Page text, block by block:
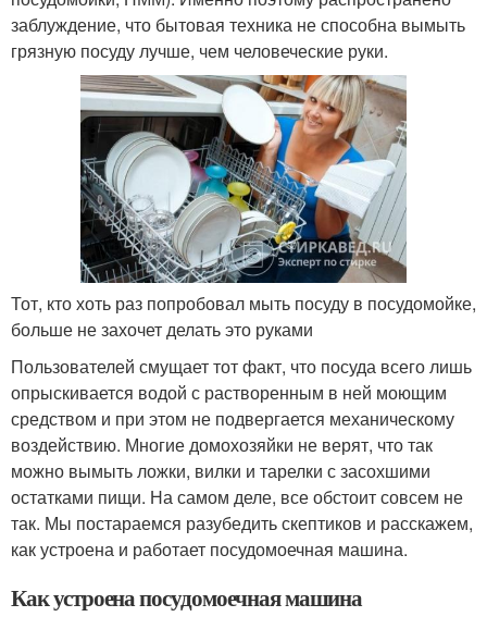
заблуждение, что бытовая техника не способна вымыть
грязную посуду лучше, чем человеческие руки.
Тот, кто хоть раз попробовал мыть посуду в посудомойке,
больше не захочет делать это руками
Пользователей смущает тот факт, что посуда всего лишь
опрыскивается водой с растворенным в ней моющим
средством и при этом не подвергается механическому
воздействию. Многие домохозяйки не верят, что так
можно вымыть ложки, вилки и тарелки с засохшими
остатками пищи. На самом деле, все обстоит совсем не
так. Мы постараемся разубедить скептиков и расскажем,
как устроена и работает посудомоечная машина.
Как устроена посудомоечная машина